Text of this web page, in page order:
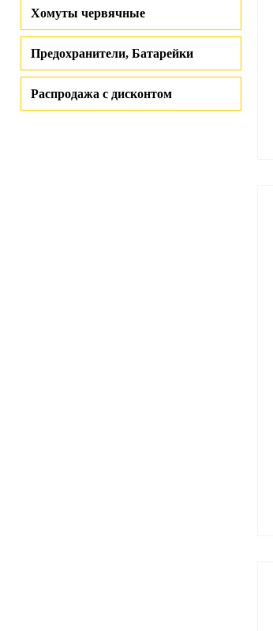
Хомуты червячные
Предохранители, Батарейки
Распродажа с дисконтом